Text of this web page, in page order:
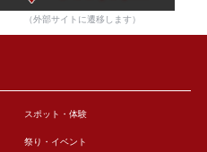
（外部サイトに遷移します）
スポット・体験
祭り・イベント